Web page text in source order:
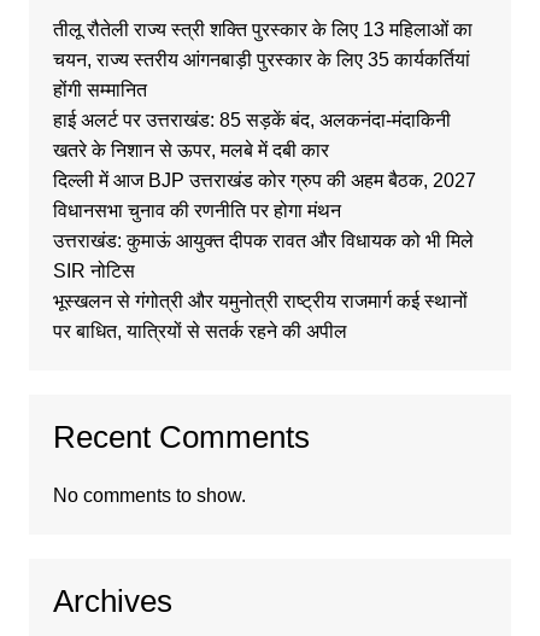
तीलू रौतेली राज्य स्त्री शक्ति पुरस्कार के लिए 13 महिलाओं का
चयन, राज्य स्तरीय आंगनबाड़ी पुरस्कार के लिए 35 कार्यकर्तियां
होंगी सम्मानित
हाई अलर्ट पर उत्तराखंड: 85 सड़कें बंद, अलकनंदा-मंदाकिनी
खतरे के निशान से ऊपर, मलबे में दबी कार
दिल्ली में आज BJP उत्तराखंड कोर ग्रुप की अहम बैठक, 2027
विधानसभा चुनाव की रणनीति पर होगा मंथन
उत्तराखंड: कुमाऊं आयुक्त दीपक रावत और विधायक को भी मिले
SIR नोटिस
भूस्खलन से गंगोत्री और यमुनोत्री राष्ट्रीय राजमार्ग कई स्थानों
पर बाधित, यात्रियों से सतर्क रहने की अपील
Recent Comments
No comments to show.
Archives